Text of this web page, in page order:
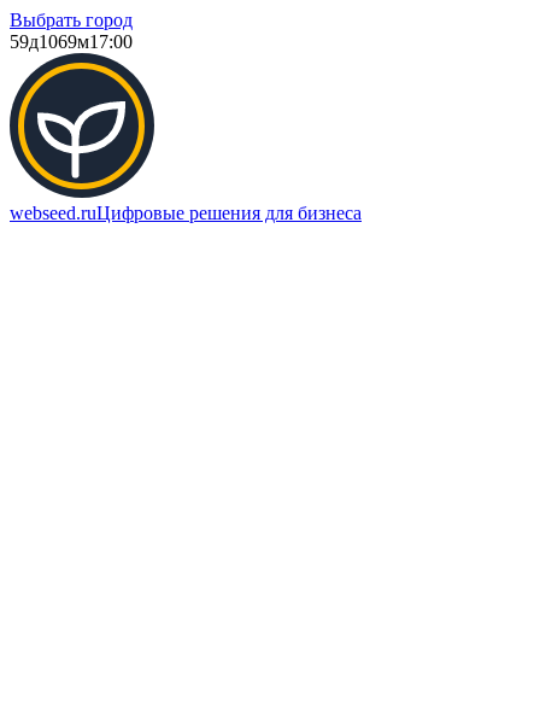
Выбрать город
59д1069м17:00
webseed.ruЦифровые решения для бизнеса